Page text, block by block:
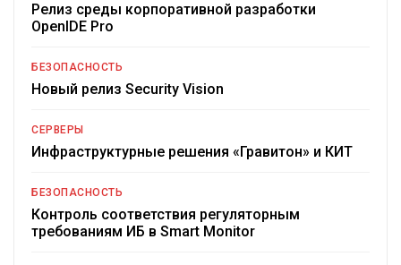
Релиз среды корпоративной разработки
OpenIDE Pro
БЕЗОПАСНОСТЬ
Новый релиз Security Vision
СЕРВЕРЫ
Инфраструктурные решения «Гравитон» и КИТ
БЕЗОПАСНОСТЬ
Контроль соответствия регуляторным
требованиям ИБ в Smart Monitor